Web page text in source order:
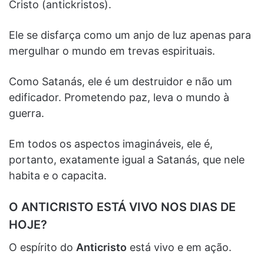
Cristo (antickristos).
Ele se disfarça como um anjo de luz apenas para
mergulhar o mundo em trevas espirituais.
Como Satanás, ele é um destruidor e não um
edificador. Prometendo paz, leva o mundo à
guerra.
Em todos os aspectos imagináveis, ele é,
portanto, exatamente igual a Satanás, que nele
habita e o capacita.
O ANTICRISTO ESTÁ VIVO NOS DIAS DE
HOJE?
O espírito do Anticristo está vivo e em ação.